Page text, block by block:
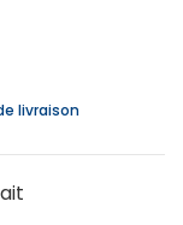
livraison